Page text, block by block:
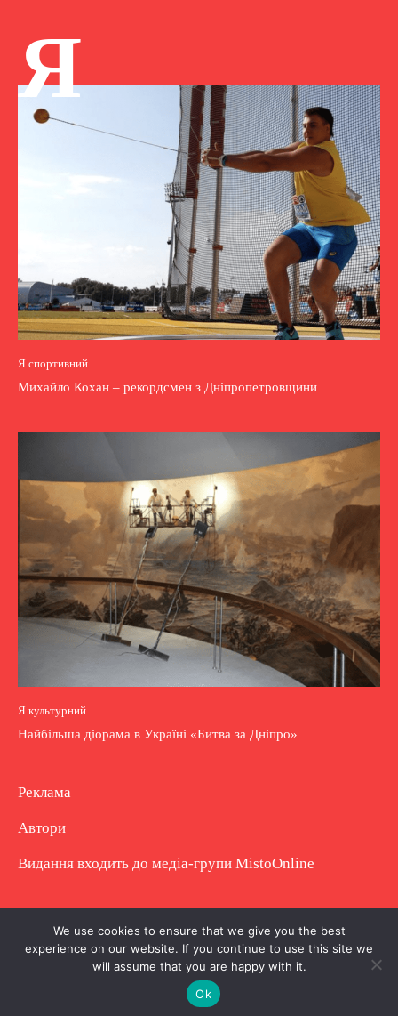
Я
Я спортивний
Михайло Кохан – рекордсмен з Дніпропетровщини
Я культурний
Найбільша діорама в Україні «Битва за Дніпро»
Реклама
Автори
Видання входить до медіа-групи MistoOnline
Copyright © Повне використання матеріалу
заборонено. Частково можна з гіперпосиланням.
We use cookies to ensure that we give you the best
experience on our website. If you continue to use this site we
will assume that you are happy with it.
Ok